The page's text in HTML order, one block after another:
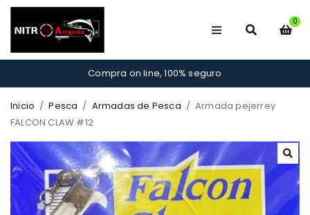
0
Compra on line, 100% seguro
Inicio / Pesca / Armadas de Pesca / Armada pejerrey
FALCON CLAW #12